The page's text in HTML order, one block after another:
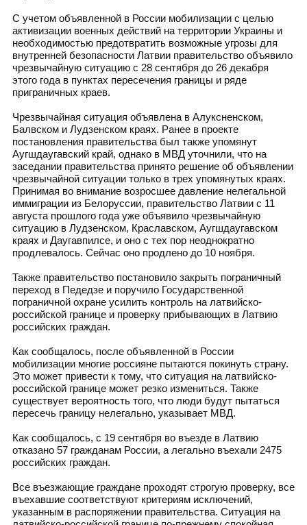
С учетом объявленной в России мобилизации с целью
активизации военных действий на территории Украины и
необходимостью предотвратить возможные угрозы для
внутренней безопасности Латвии правительство объявило
чрезвычайную ситуацию с 28 сентября до 26 декабря
этого года в пунктах пересечения границы и ряде
приграничных краев.
Чрезвычайная ситуация объявлена в Алуксненском,
Балвском и Лудзенском краях. Ранее в проекте
постановления правительства был также упомянут
Аугшдаугавский край, однако в МВД уточнили, что на
заседании правительства принято решение об объявлении
чрезвычайной ситуации только в трех упомянутых краях.
Принимая во внимание возросшее давление нелегальной
иммиграции из Белоруссии, правительство Латвии с 11
августа прошлого года уже объявило чрезвычайную
ситуацию в Лудзенском, Краславском, Аугшдаугавском
краях и Даугавпилсе, и оно с тех пор неоднократно
продлевалось. Сейчас оно продлено до 10 ноября.
Также правительство постановило закрыть пограничный
переход в Педедзе и поручило Государственной
пограничной охране усилить контроль на латвийско-
российской границе и проверку прибывающих в Латвию
российских граждан.
Как сообщалось, после объявленной в России
мобилизации многие россияне пытаются покинуть страну.
Это может привести к тому, что ситуация на латвийско-
российской границе может резко измениться. Также
существует вероятность того, что люди будут пытаться
пересечь границу нелегально, указывает МВД.
Как сообщалось, с 19 сентября во въезде в Латвию
отказано 57 гражданам России, а легально въехали 2475
российских граждан.
Все въезжающие граждане проходят строгую проверку, все
въехавшие соответствуют критериям исключений,
указанным в распоряжении правительства. Ситуация на